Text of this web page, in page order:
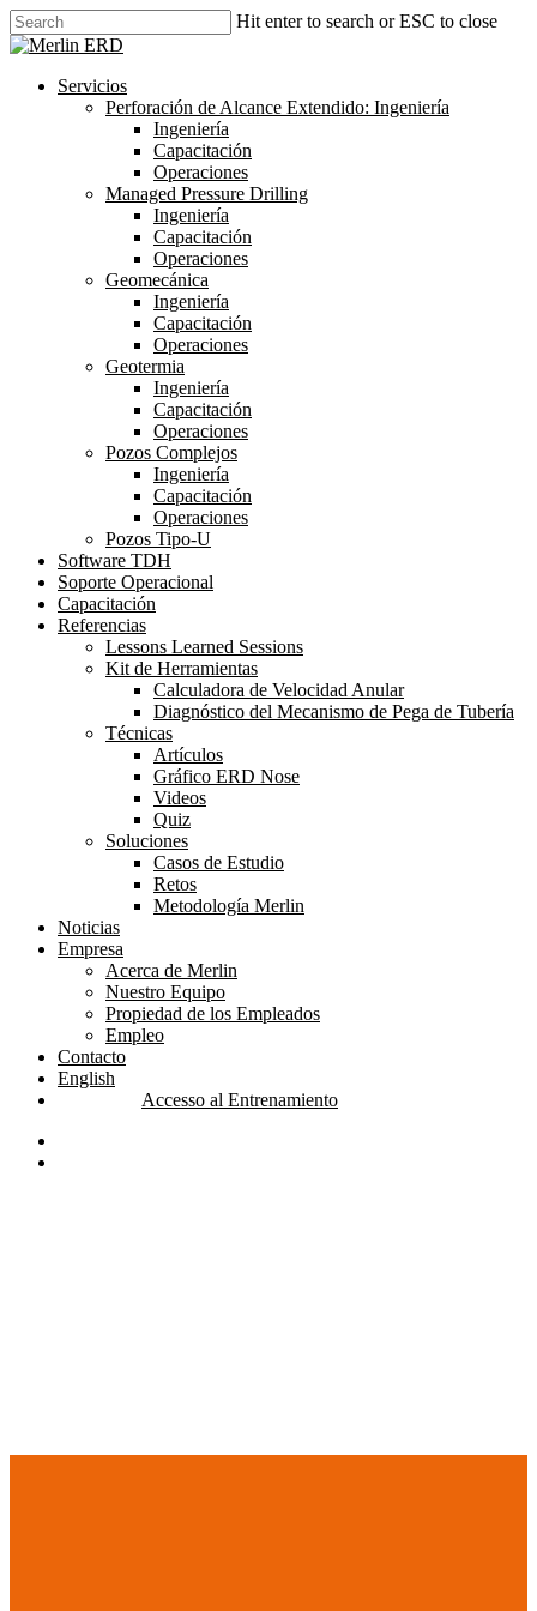
Skip
to
content
Hit enter to search or ESC to close
Close
search
Menu
Servicios
Perforación de Alcance Extendido: Ingeniería
Ingeniería
Capacitación
Operaciones
Managed Pressure Drilling
Ingeniería
Capacitación
Operaciones
Geomecánica
Ingeniería
Capacitación
Operaciones
Geotermia
Ingeniería
Capacitación
Operaciones
Pozos Complejos
Ingeniería
Capacitación
Operaciones
Pozos Tipo-U
Software TDH
Soporte Operacional
Capacitación
Referencias
Lessons Learned Sessions
Kit de Herramientas
Calculadora de Velocidad Anular
Diagnóstico del Mecanismo de Pega de Tubería
Técnicas
Artículos
Gráfico ERD Nose
Videos
Quiz
Soluciones
Casos de Estudio
Retos
Metodología Merlin
Noticias
Empresa
Acerca de Merlin
Nuestro Equipo
Propiedad de los Empleados
Empleo
Contacto
English
Accesso al Entrenamiento